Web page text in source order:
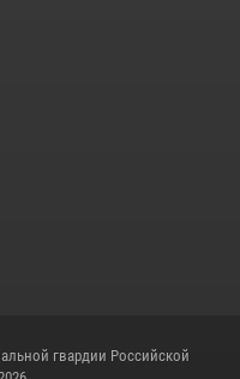
гвардии Российской